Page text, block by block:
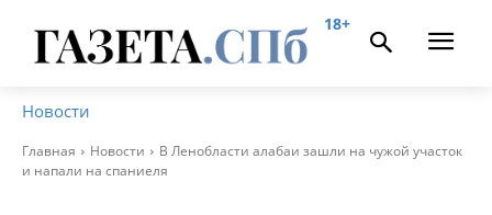
18+
Новости
Главная Новости
В Ленобласти алабаи зашли на чужой участок
и напали на спаниеля